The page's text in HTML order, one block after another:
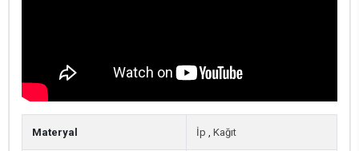
Materyal İp Kağıt